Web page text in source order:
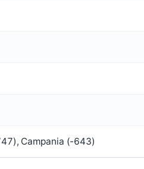
Campania (-643)